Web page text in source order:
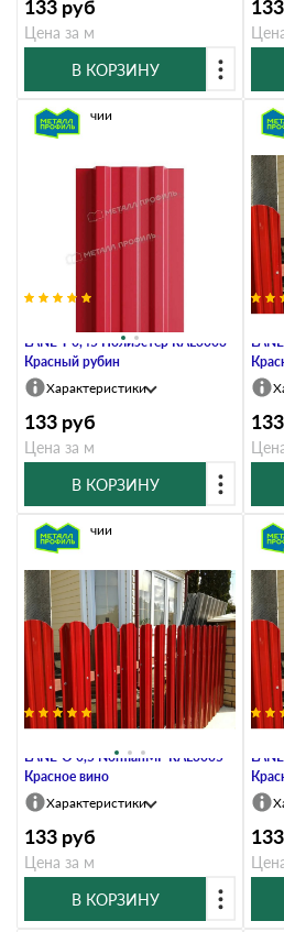
133 руб
Цена за м
В КОРЗИНУ
133
LАNE-T 0,45 Полиэстер RAL3003
Красный рубин
В наличии
Характеристики
133 руб
Цена за м
В КОРЗИНУ
133
LАNE-O 0,5 NormanMP RAL3005
Красное вино
В наличии
Характеристики
133 руб
Цена за м
В КОРЗИНУ
133